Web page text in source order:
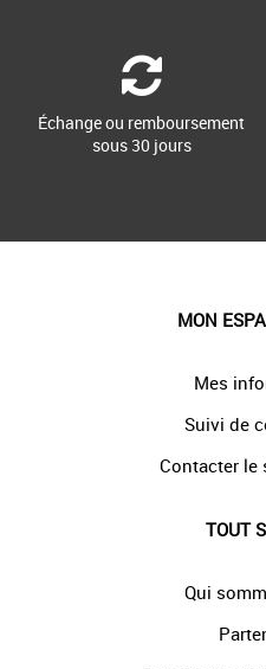
Échange ou remboursement
sous 30 jours
MON
Mes
Suivi de
Contacter le
TOUT
Qui